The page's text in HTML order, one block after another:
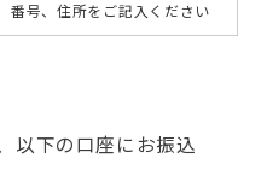
番号、住所をご記入ください
以下の口座にお振込